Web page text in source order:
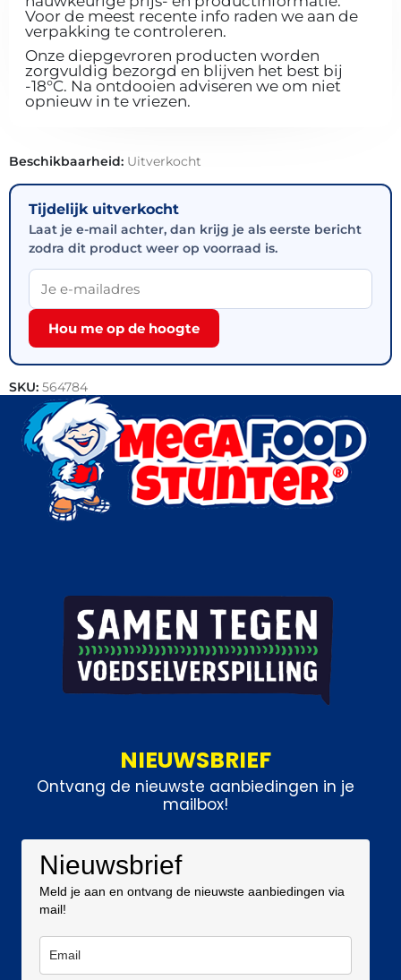
Voor de meest recente info raden we aan de
verpakking te controleren.
Onze diepgevroren producten worden
zorgvuldig bezorgd en blijven het best bij
-18°C. Na ontdooien adviseren we om niet
opnieuw in te vriezen.
Beschikbaarheid: Uitverkocht
Tijdelijk uitverkocht
Laat je e-mail achter, dan krijg je als eerste bericht
zodra dit product weer op voorraad is.
Hou me op de hoogte
SKU: 564784
Categorieën:Snacks
NIEUWSBRIEF
Ontvang de nieuwste aanbiedingen in je
mailbox!
Nieuwsbrief
Meld je aan en ontvang de nieuwste aanbiedingen via
mail!